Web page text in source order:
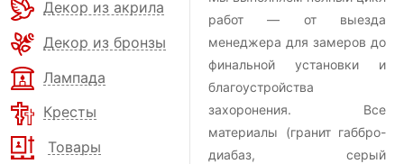
Декор из акрила
Декор из бронзы
Лампада
Кресты
Товары
работ — от выезда
менеджера для замеров до
финальной установки и
благоустройства
захоронения. Все
материалы (гранит габбро-
диабаз, серый